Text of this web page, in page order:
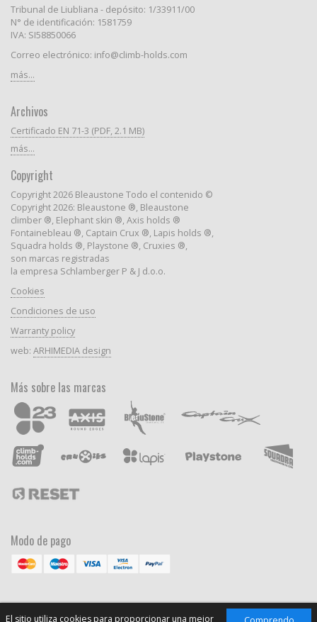
El sitio utiliza cookies para proporcionar una mejor
Tribunal de Liubliana - depósito: 1/33911/00
N° de identificación: 1581759
IVA: SI58850066
Correo electrónico: info@climb-holds.com
más...
Archivos
Certificado EN 71-3 (PDF, 2.1 MB)
más...
Copyright
Copyright 2026 Bleaustone Todo el contenido ©
Copyright 2026: Bleaustone ®, Bleaustone
climber ®, Elephant skin ®, Axis holds ®
Fontainebleau ®, Captain Crux ®, Lapis holds ®,
Squadra holds ®, Playstone ®, Cruxies ®,
son marcas registradas
la empresa Schlamberger P & J d.o.o.
Cookies
Condiciones de uso
Warranty policy
web: ARHIMEDIA design
Más sobre las marcas
Modo de pago